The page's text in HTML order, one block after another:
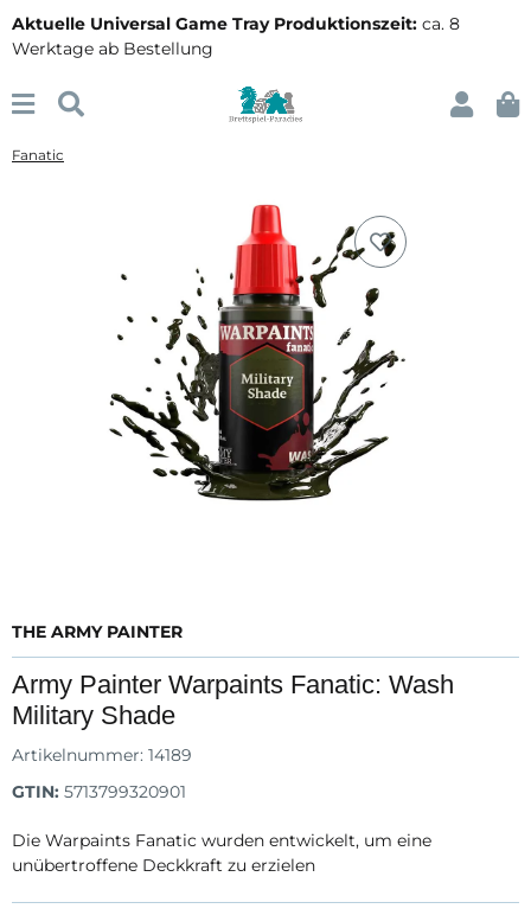
Aktuelle Universal Game Tray Produktionszeit: ca. 8
Werktage ab Bestellung
Fanatic
THE ARMY PAINTER
Army Painter Warpaints Fanatic: Wash
Military Shade
Artikelnummer: 14189
GTIN: 5713799320901
Die Warpaints Fanatic wurden entwickelt, um eine
unübertroffene Deckkraft zu erzielen